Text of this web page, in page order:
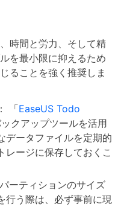
時間と労力、そして精
を最小限に抑えるため
ることを強く推奨しま
「EaseUS Todo
クアップツールを活用
データファイルを定期的
レージに保存しておくこ
ーティションのサイズ
行う際は、必ず事前に現